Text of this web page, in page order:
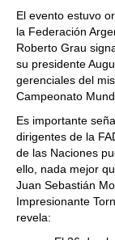
El evento estuvo
la Federación
Roberto Grau
su presidente
gerenciales del
Campeonato
Es importante
dirigentes de la
de las Naciones
ello, nada mejor
Juan Sebastián
Impresionante
revela: